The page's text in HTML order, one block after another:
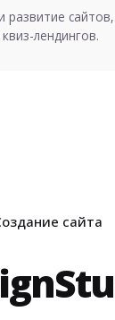
развитие сайтов,
лендингов.
сайта